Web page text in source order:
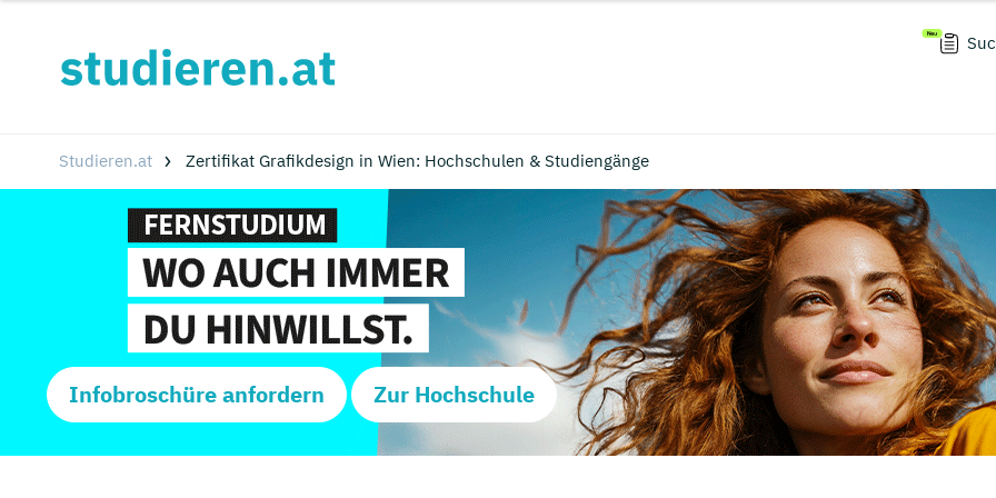
Studieren.at Zertifikat Grafikdesign in Wien: Hochschulen & Studiengänge
Infobroschüre anfordern Zur Hochschule